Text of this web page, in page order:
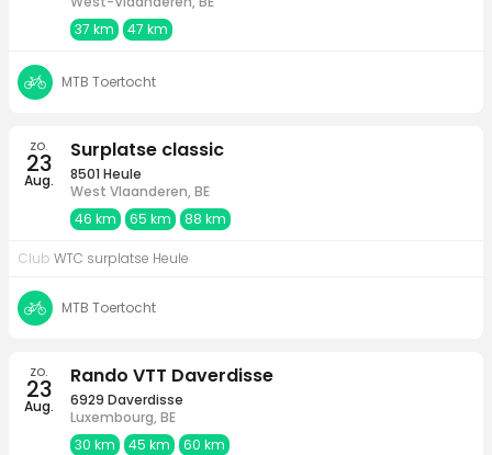
37 km
47 km
MTB Toertocht
zo.
23
Aug.
Surplatse classic
8501 Heule
West Vlaanderen, BE
46 km
65 km 88 km
Club WTC surplatse Heule
MTB Toertocht
zo.
23
Aug.
Rando VTT Daverdisse
6929 Daverdisse
Luxembourg, BE
30 km
45 km 60 km